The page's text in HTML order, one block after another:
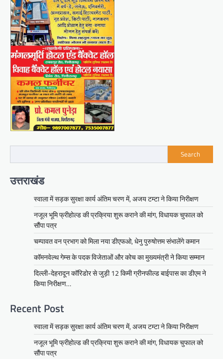
Search
उत्तराखंड
स्वाला में सड़क सुरक्षा कार्य अंतिम चरण में, अजय टम्टा ने किया निरीक्षण
नजूल भूमि फ्रीहोल्ड की प्रक्रिया शुरू कराने की मांग, विधायक चुफाल को
सौंपा पत्र
चम्पावत वन प्रभाग को मिला नया डीएफओ, धेनु पुरुषोत्तम संभालेंगे कमान
कॉमनवेल्थ गेम्स के पदक विजेताओं और कोच का मुख्यमंत्री ने किया सम्मान
दिल्ली-देहरादून कॉरिडोर से जुड़ी 12 किमी ग्रीनफील्ड बाईपास का डीएम ने
किया निरीक्षण…
Recent Post
स्वाला में सड़क सुरक्षा कार्य अंतिम चरण में, अजय टम्टा ने किया निरीक्षण
नजूल भूमि फ्रीहोल्ड की प्रक्रिया शुरू कराने की मांग, विधायक चुफाल को
सौंपा पत्र